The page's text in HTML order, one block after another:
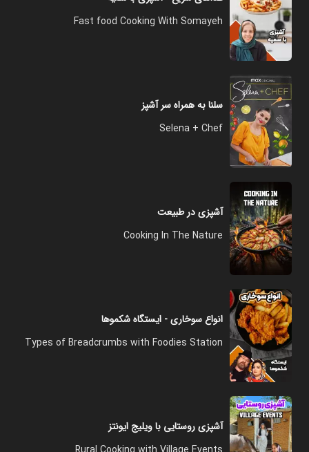
Fast food Cooking With Somayeh
سلنا به همراه سر آشپز
Selena + Chef
آشپزی در طبیعت
Cooking In The Nature
انواع سوخاری - ایستگاه شکموها
Types of Breadcrumbs with Foodies Station
آشپزی روستایی با ویلیج ایونتز